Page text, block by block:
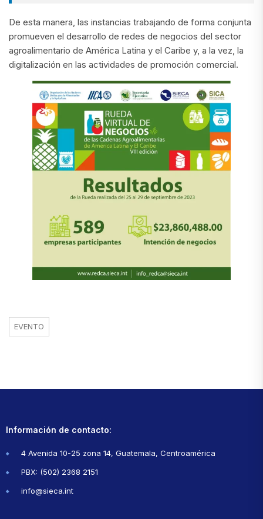
De esta manera, las instancias trabajando de forma conjunta
promueven el desarrollo de redes de negocios del sector
agroalimentario de América Latina y el Caribe y, a la vez, la
digitalización en las actividades de promoción comercial.
EVENTO
Información de contacto:
4 Avenida 10-25 zona 14, Guatemala, Centroamérica
PBX: (502) 2368 2151
info@sieca.int